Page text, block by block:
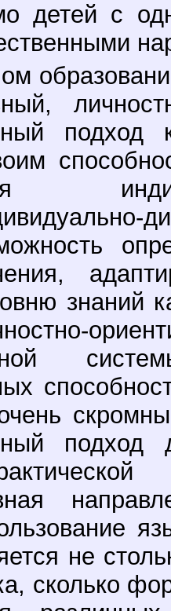
детей с
знаний
подход
не
сколько